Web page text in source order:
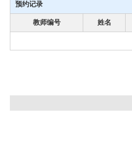
预约记录
教师编号 姓名